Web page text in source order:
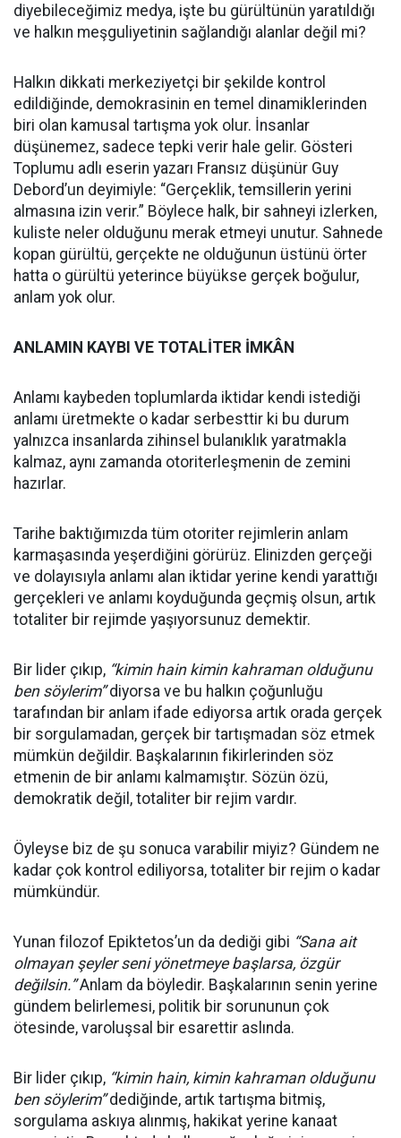
diyebileceğimiz medya, işte bu gürültünün yaratıldığı
ve halkın meşguliyetinin sağlandığı alanlar değil mi?
Halkın dikkati merkeziyetçi bir şekilde kontrol
edildiğinde, demokrasinin en temel dinamiklerinden
biri olan kamusal tartışma yok olur. İnsanlar
düşünemez, sadece tepki verir hale gelir. Gösteri
Toplumu adlı eserin yazarı Fransız düşünür Guy
Debord’un deyimiyle: “Gerçeklik, temsillerin yerini
almasına izin verir.” Böylece halk, bir sahneyi izlerken,
kuliste neler olduğunu merak etmeyi unutur. Sahnede
kopan gürültü, gerçekte ne olduğunun üstünü örter
hatta o gürültü yeterince büyükse gerçek boğulur,
anlam yok olur.
ANLAMIN KAYBI VE TOTALİTER İMKÂN
Anlamı kaybeden toplumlarda iktidar kendi istediği
anlamı üretmekte o kadar serbesttir ki bu durum
yalnızca insanlarda zihinsel bulanıklık yaratmakla
kalmaz, aynı zamanda otoriterleşmenin de zemini
hazırlar.
Tarihe baktığımızda tüm otoriter rejimlerin anlam
karmaşasında yeşerdiğini görürüz. Elinizden gerçeği
ve dolayısıyla anlamı alan iktidar yerine kendi yarattığı
gerçekleri ve anlamı koyduğunda geçmiş olsun, artık
totaliter bir rejimde yaşıyorsunuz demektir.
Bir lider çıkıp, “kimin hain kimin kahraman olduğunu
ben söylerim”diyorsa ve bu halkın çoğunluğu
tarafından bir anlam ifade ediyorsa artık orada gerçek
bir sorgulamadan, gerçek bir tartışmadan söz etmek
mümkün değildir. Başkalarının fikirlerinden söz
etmenin de bir anlamı kalmamıştır. Sözün özü,
demokratik değil, totaliter bir rejim vardır.
Öyleyse biz de şu sonuca varabilir miyiz? Gündem ne
kadar çok kontrol ediliyorsa, totaliter bir rejim o kadar
mümkündür.
Yunan filozof Epiktetos’un da dediği gibi “Sana ait
olmayan şeyler seni yönetmeye başlarsa, özgür
değilsin.”Anlam da böyledir. Başkalarının senin yerine
gündem belirlemesi, politik bir sorununun çok
ötesinde, varoluşsal bir esarettir aslında.
Bir lider çıkıp, “kimin hain, kimin kahraman olduğunu
ben söylerim”dediğinde, artık tartışma bitmiş,
sorgulama askıya alınmış, hakikat yerine kanaat